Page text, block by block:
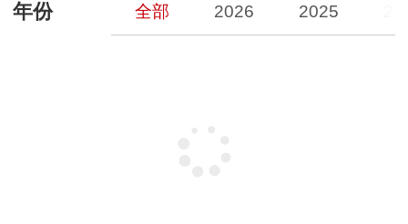
年份 全部 2026 2025